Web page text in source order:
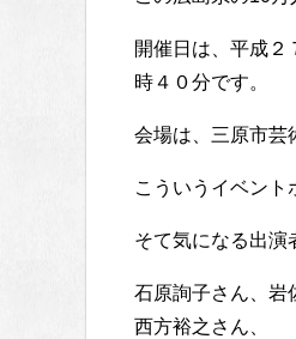
開催日は、平成
時４０分です。
会場は、三原市芸
こういうイベント
そて気になる出演
石原詢子さん、岩
西方裕之さん、